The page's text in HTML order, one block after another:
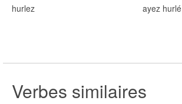
hurlez
ayez hurlé
Verbes similaires